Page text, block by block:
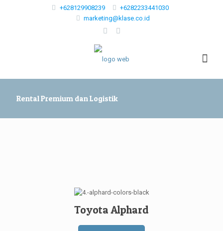
+628129908239
+6282233441030
marketing@klase.co.id
Rental Premium dan Logistik
Toyota Alphard